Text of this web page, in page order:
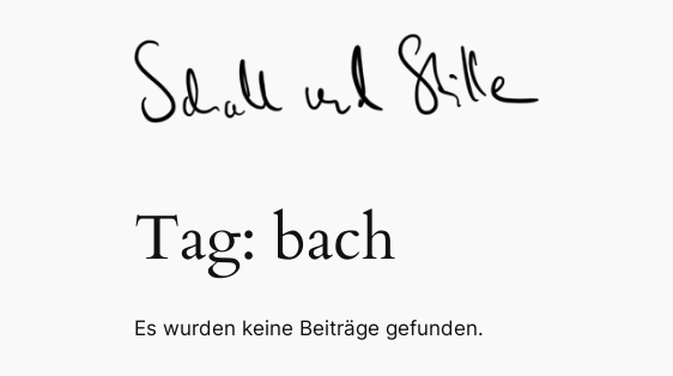
Tag: bach
Es wurden keine Beiträge gefunden.